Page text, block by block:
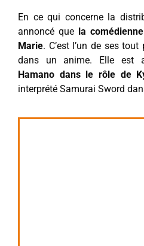
En ce qui concerne la
annoncé que la
Marie. C’est l’un de ses
dans un anime. Elle est
Hamano dans le rôle de
interprété Samurai Sword